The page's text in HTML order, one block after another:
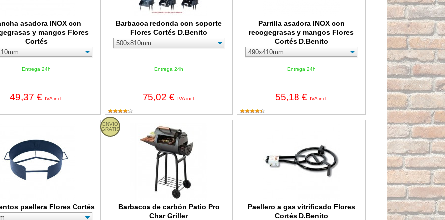
asadora INOX con
y mangos Flores
Cortés
Entrega 24h
49,37 € IVA incl.
Barbacoa redonda con soporte
Flores Cortés D.Benito
Entrega 24h
75,02 € IVA incl.
Parrilla asadora INOX con
recogegrasas y mangos Flores
Cortés D.Benito
Entrega 24h
55,18 € IVA incl.
paellera Flores Cortés
ENVIO
GRATIS
Barbacoa de carbón Patio Pro
Char Griller
Barbacoa de carbón Patio Pro Char Griller
Paellero a gas vitrificado Flores
Cortés D.Benito
Paellero a gas vitrificado Flores Cortés D.Benito